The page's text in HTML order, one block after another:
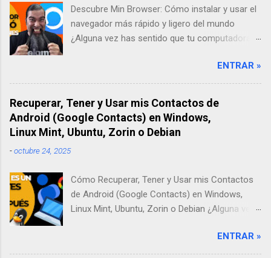
Descubre Min Browser: Cómo instalar y usar el
navegador más rápido y ligero del mundo
¿Alguna vez has sentido que tu computadora
en internet? A mí me pasaba todo el tiempo.
Por eso, en mi búsqueda por encontrar una
solución, descubrí Min Browser, un navegador
"ultra-ligero" que ha cambiado por completo mi
forma de trabajar. En este artículo, te contaré
mi experiencia probándolo y te enseñaré paso
Min Browser y por qué deberías darle una
oportunidad? Cuando escuchamos la palabra
"navegador", siempre pensamos en los de
navegador de código abierto diseñado para ser
ENTRAR »
Recuperar, Tener y Usar mis Contactos de
Android (Google Contacts) en Windows,
Linux Mint, Ubuntu, Zorin o Debian
-octubre 24, 2025
Cómo Recuperar, Tener y Usar mis Contactos
de Android (Google Contacts) en Windows,
Linux Mint, Ubuntu, Zorin o Debian ¿Alguna vez
teléfono, correos y direcciones perfectamente
organizados en su móvil Android, pero cuando
ENTRAR »